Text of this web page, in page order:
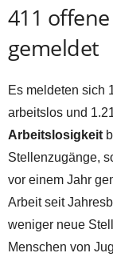
411
gemeldet
Es meldeten sich
arbeitslos und
Arbeitslosigkeit
Stellenzugänge,
vor einem Jahr
Arbeit seit
weniger neue
Menschen von